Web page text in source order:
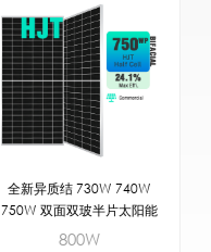
全新异质结 730W 740W
750W 双面双玻半片太阳能
电池板
800W